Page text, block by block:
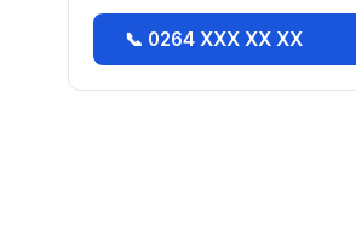
📞 0264 XXX XX XX